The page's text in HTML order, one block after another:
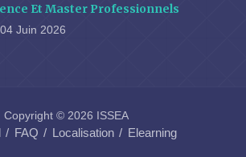
Et Master Professionnels
04 Juin 2026
Copyright © 2026 ISSEA
FAQ Localisation Elearning